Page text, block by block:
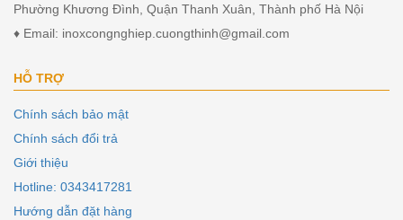
Phường Khương Đình, Quận Thanh Xuân, Thành phố Hà Nội
♦ Email: inoxcongnghiep.cuongthinh@gmail.com
HỖ TRỢ
Chính sách bảo mật
Chính sách đổi trả
Giới thiệu
Hotline: 0343417281
Hướng dẫn đặt hàng